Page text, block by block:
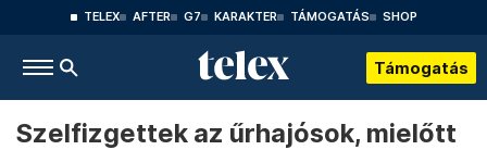
TELEX AFTER G7 KARAKTER TÁMOGATÁS SHOP
Támogatás
Szelfizgettek az űrhajósok, mielőtt